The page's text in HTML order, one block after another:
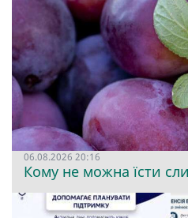
06.08.2026 20:16
Кому не можна їсти